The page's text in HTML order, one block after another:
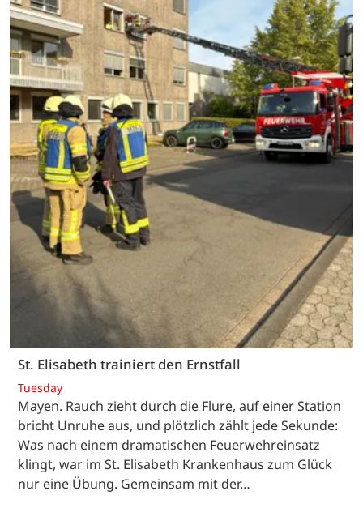
St. Elisabeth trainiert den Ernstfall
Tuesday
Mayen. Rauch zieht durch die Flure, auf einer Station
bricht Unruhe aus, und plötzlich zählt jede Sekunde:
Was nach einem dramatischen Feuerwehreinsatz
klingt, war im St. Elisabeth Krankenhaus zum Glück
nur eine Übung. Gemeinsam mit der…